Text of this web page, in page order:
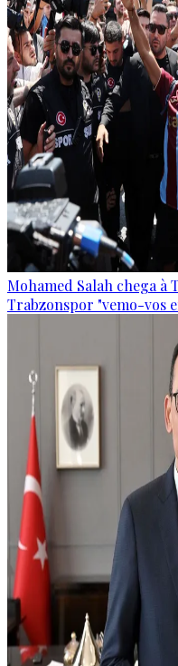
Mohamed Salah chega à
Trabzonspor "vemo-vos